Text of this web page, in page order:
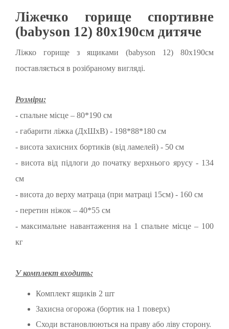
Ліжечко горище спортивне
(babyson 12) 80x190см дитяче
Ліжко горище з ящиками (babyson 12) 80x190см
поставляється в розібраному вигляді.
Розміри:
- спальне місце – 80*190 см
- габарити ліжка (ДхШхВ) - 198*88*180 см
- висота захисних бортиків (від ламелей) - 50 см
- висота від підлоги до початку верхнього ярусу - 134
см
- висота до верху матраца (при матраці 15см) - 160 см
- перетин ніжок – 40*55 см
- максимальне навантаження на 1 спальне місце – 100
кг
У комплект входить:
Комплект ящиків 2 шт
Захисна огорожа (бортик на 1 поверх)
Сходи встановлюються на праву або ліву сторону.